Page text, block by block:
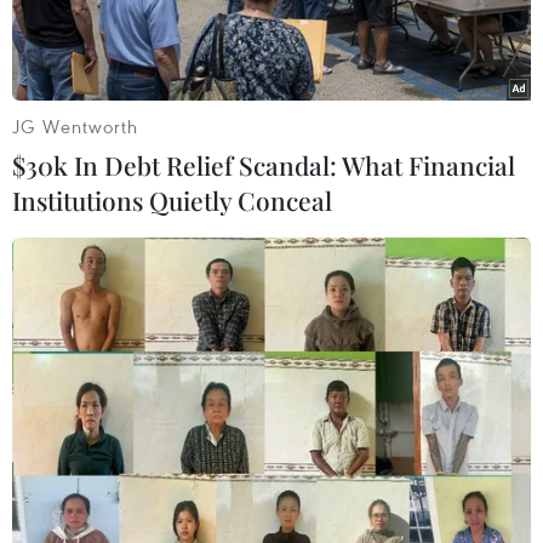
Trẻ em Syria phải sử dụng thiết bị cấp ôxy để thở sau một vụ
tấn công bị nghi sử dụng khí độc tại Douma, Đông Ghouta
ngày 22/1. (Nguồn: AFP/TTXVN)
Hãng thông tấn nhà nước SANA của Syria đưa
tin các chuyên gia của Tổ chức Cấm vũ khí hóa
JG Wentworth
$30k In Debt Relief Scandal: What Financial
Institutions Quietly Conceal